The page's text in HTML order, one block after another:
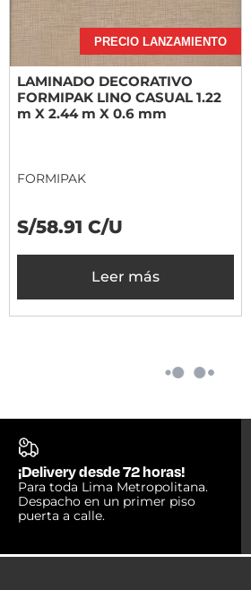
PRECIO LANZAMIENTO
LAMINADO DECORATIVO
FORMIPAK LINO CASUAL 1.22
m X 2.44 m X 0.6 mm
FORMIPAK
S/58.91 C/U
Leer más
¡Delivery desde 72 horas!
Para toda Lima Metropolitana.
Despacho en un primer piso
puerta a calle.